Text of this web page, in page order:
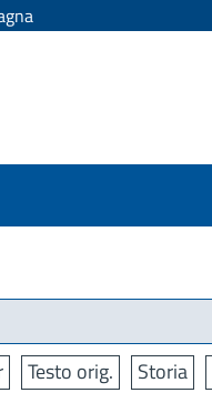
Testo orig. Storia